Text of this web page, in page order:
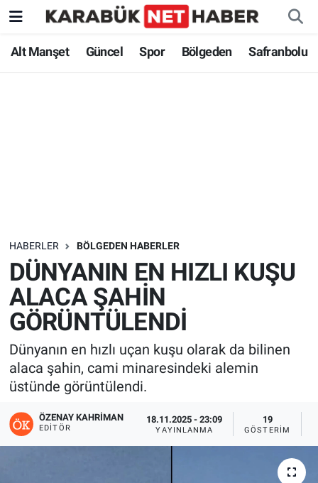
Alt Manşet Güncel Spor Bölgeden Safranbolu
HABERLER BÖLGEDEN HABERLER
DÜNYANIN EN HIZLI KUŞU
ALACA ŞAHİN
GÖRÜNTÜLENDİ
Dünyanın en hızlı uçan kuşu olarak da bilinen
alaca şahin, cami minaresindeki alemin
üstünde görüntülendi.
ÖZENAY KAHRIMAN
EDITÖR
18.11.2025 - 23:09
YAYINLANMA
19
GÖSTERIM